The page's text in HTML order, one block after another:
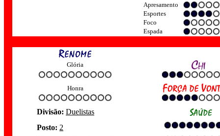
Apresamento
Esportes
Foco
Espada
Glória
Honra
Divisão: Duelistas
Posto: 2